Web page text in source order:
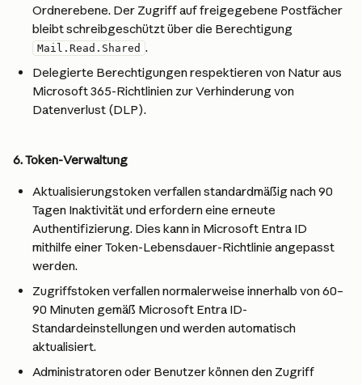
Ordnerebene. Der Zugriff auf freigegebene Postfächer
bleibt schreibgeschützt über die Berechtigung
Mail.Read.Shared .
Delegierte Berechtigungen respektieren von Natur aus
Microsoft 365-Richtlinien zur Verhinderung von
Datenverlust (DLP).
6. Token-Verwaltung
Aktualisierungstoken verfallen standardmäßig nach 90
Tagen Inaktivität und erfordern eine erneute
Authentifizierung. Dies kann in Microsoft Entra ID
mithilfe einer Token-Lebensdauer-Richtlinie angepasst
werden.
Zugriffstoken verfallen normalerweise innerhalb von 60–
90 Minuten gemäß Microsoft Entra ID-
Standardeinstellungen und werden automatisch
aktualisiert.
Administratoren oder Benutzer können den Zugriff